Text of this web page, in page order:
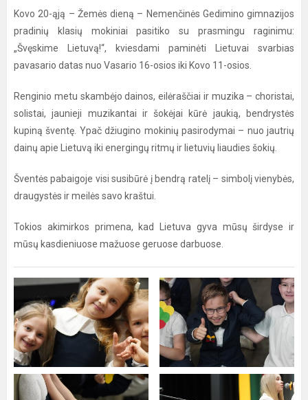
Kovo 20-ąją – Žemės dieną – Nemenčinės Gedimino gimnazijos
pradinių klasių mokiniai pasitiko su prasmingu raginimu:
„Švęskime Lietuvą!“, kviesdami paminėti Lietuvai svarbias
pavasario datas nuo Vasario 16-osios iki Kovo 11-osios.
Renginio metu skambėjo dainos, eilėraščiai ir muzika – choristai,
solistai, jaunieji muzikantai ir šokėjai kūrė jaukią, bendrystės
kupiną šventę. Ypač džiugino mokinių pasirodymai – nuo jautrių
dainų apie Lietuvą iki energingų ritmų ir lietuvių liaudies šokių.
Šventės pabaigoje visi susibūrė į bendrą ratelį – simbolį vienybės,
draugystės ir meilės savo kraštui.
Tokios akimirkos primena, kad Lietuva gyva mūsų širdyse ir
mūsų kasdieniuose mažuose geruose darbuose.